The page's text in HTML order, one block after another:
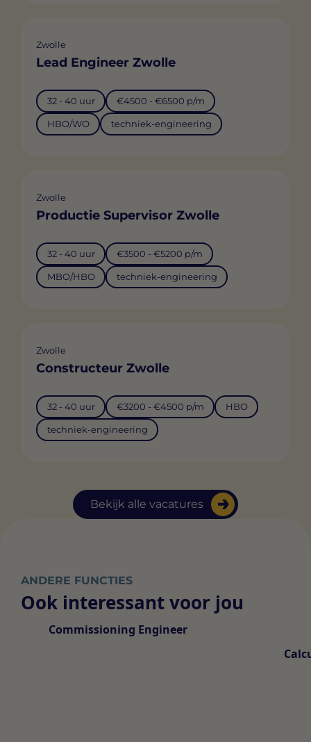
Bekijk alle vacatures
Zwolle
Lead Engineer Zwolle
32 - 40 uur €4500 - €6500 p/m
HBO/WO techniek-engineering
Zwolle
Productie Supervisor Zwolle
32 - 40 uur €3500 - €5200 p/m
MBO/HBO techniek-engineering
Zwolle
Constructeur Zwolle
32 - 40 uur €3200 - €4500 p/m HBO
techniek-engineering
ANDERE FUNCTIES
Ook interessant voor jou
Commissioning Engineer